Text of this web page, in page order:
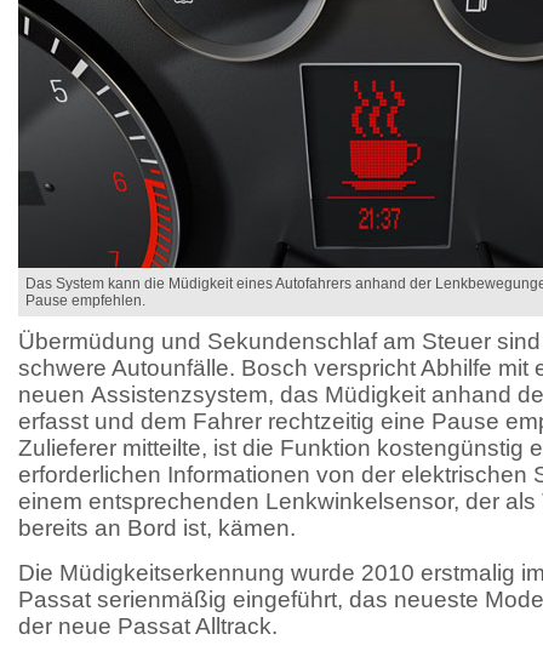
Das System kann die Müdigkeit eines Autofahrers anhand der
Pause empfehlen.
Übermüdung und Sekundenschlaf am Steuer
schwere Autounfälle. Bosch verspricht Abhilfe mit
neuen Assistenzsystem, das Müdigkeit anhand
erfasst und dem Fahrer rechtzeitig eine Pause
Zulieferer mitteilte, ist die Funktion kostengünstig
erforderlichen Informationen von der elektrischen
einem entsprechenden Lenkwinkelsensor, der als
bereits an Bord ist, kämen.
Die Müdigkeitserkennung wurde 2010 erstmalig
Passat serienmä­ßig eingeführt, das neueste
der neue Passat Alltrack.